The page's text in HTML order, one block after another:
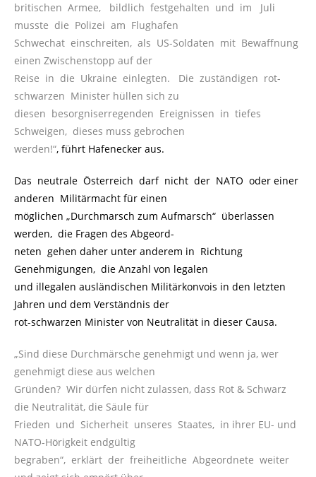
britischen Armee, bildlich festgehalten und im Juli
musste die Polizei am Flughafen
Schwechat einschreiten, als US-Soldaten mit Bewaffnung
einen Zwischenstopp auf der
Reise in die Ukraine einlegten. Die zuständigen rot-
schwarzen Minister hüllen sich zu
diesen besorgniserregenden Ereignissen in tiefes
Schweigen, dieses muss gebrochen
werden!“, führt Hafenecker aus.
Das neutrale Österreich darf nicht der NATO oder einer
anderen Militärmacht für einen
möglichen „Durchmarsch zum Aufmarsch“ überlassen
werden, die Fragen des Abgeord-
neten gehen daher unter anderem in Richtung
Genehmigungen, die Anzahl von legalen
und illegalen ausländischen Militärkonvois in den letzten
Jahren und dem Verständnis der
rot-schwarzen Minister von Neutralität in dieser Causa.
„Sind diese Durchmärsche genehmigt und wenn ja, wer
genehmigt diese aus welchen
Gründen? Wir dürfen nicht zulassen, dass Rot & Schwarz
die Neutralität, die Säule für
Frieden und Sicherheit unseres Staates, in ihrer EU- und
NATO-Hörigkeit endgültig
begraben“, erklärt der freiheitliche Abgeordnete weiter